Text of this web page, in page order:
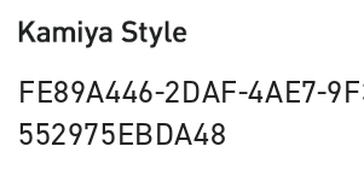
FE89A446-2DAF-4AE7-
552975EBDA48